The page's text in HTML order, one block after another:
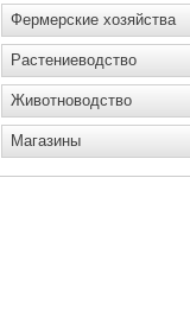
Фермерские хозяйства
Растениеводство
Животноводство
Магазины